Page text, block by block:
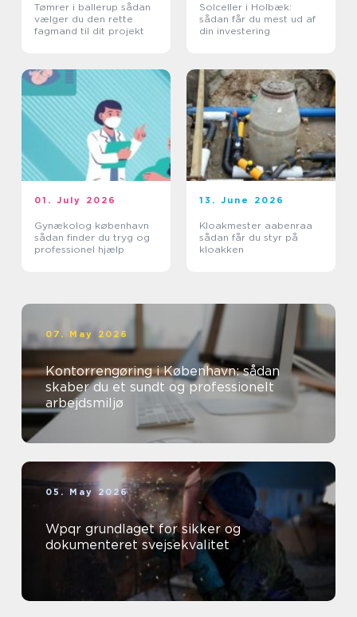
Tømrer i ballerup sådan
vælger du den rette
fagmand til dit projekt
Solceller i Holbæk:
sådan får du mest ud af
din investering
01. July 2026
Gynækolog københavn
sådan finder du tryg og
professionel hjælp
13. June 2026
Kloakmester aabenraa
sådan får du styr på
kloakken
07. May 2026
Kontorrengøring i København: sådan
skaber du et sundt og professionelt
arbejdsmiljø
05. May 2026
Wpqr grundlaget for sikker og
dokumenteret svejsekvalitet